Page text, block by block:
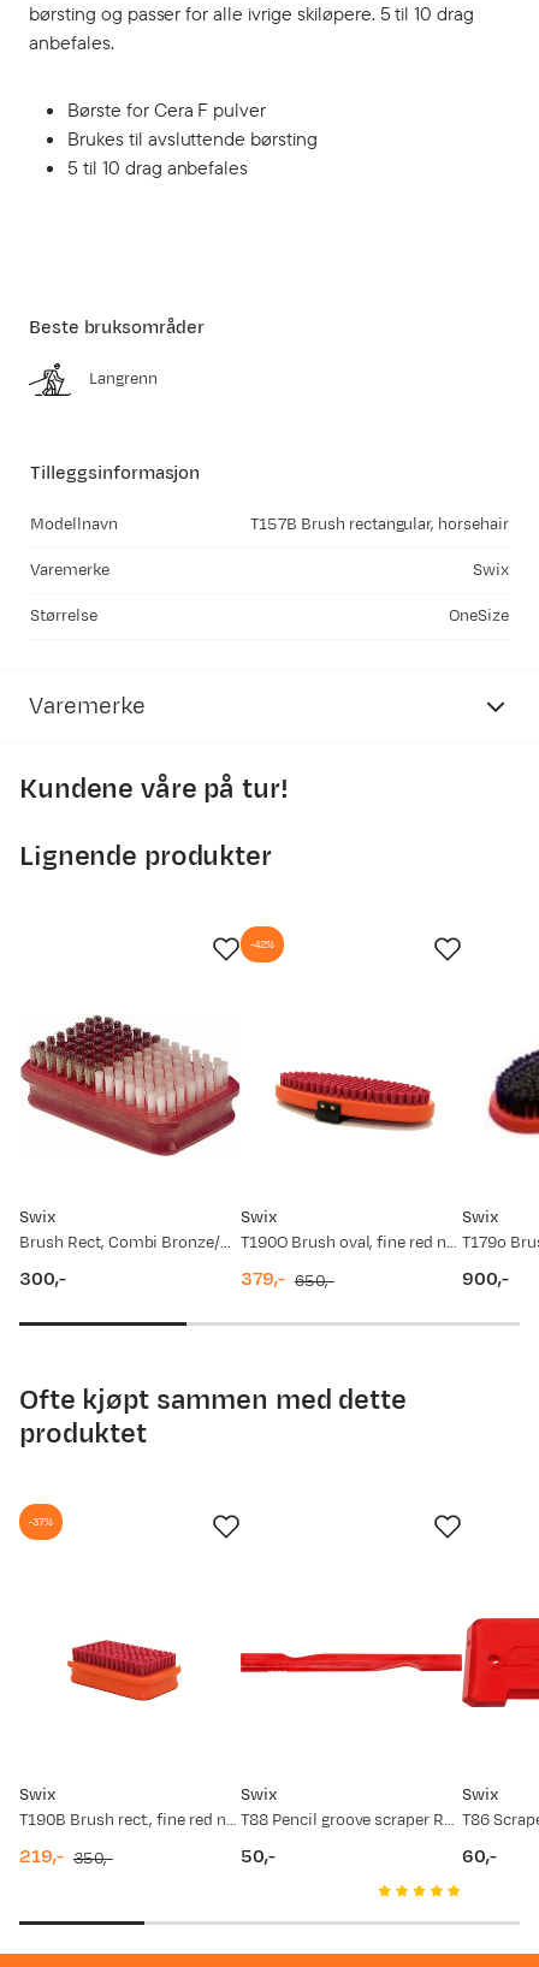
børsting og passer for alle ivrige skiløpere. 5 til 10 drag
anbefales.
Børste for Cera F pulver
Brukes til avsluttende børsting
5 til 10 drag anbefales
Tilleggsinformasjon
Modellnavn T157B Brush rectangular, horsehair
Varemerke Swix
Størrelse OneSize
Beste bruksområder
Langrenn
Varemerke
Kundene våre på tur!
Lignende produkter
Swix
Brush Rect, Combi Bronze/Nylon Red
300,-
Swix
T190O Brush oval, fine red nylon Red
-42%
price
379,-
price
650,-
Swix
900,-
Ofte kjøpt sammen med dette
produktet
Swix
T190B Brush rect., fine red nylon Red
-37%
219,- 350,-
Swix
T88 Pencil groove scraper Red
50,-
Swix
60,-